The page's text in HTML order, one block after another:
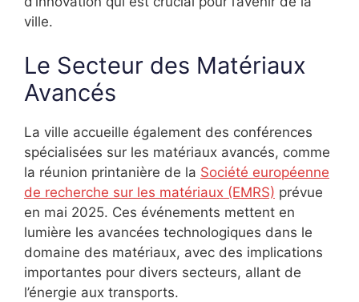
ville.
Le Secteur des Matériaux
Avancés
La ville accueille également des conférences
spécialisées sur les matériaux avancés, comme
la réunion printanière de la Société européenne
de recherche sur les matériaux (EMRS) prévue
en mai 2025. Ces événements mettent en
lumière les avancées technologiques dans le
domaine des matériaux, avec des implications
importantes pour divers secteurs, allant de
l’énergie aux transports.